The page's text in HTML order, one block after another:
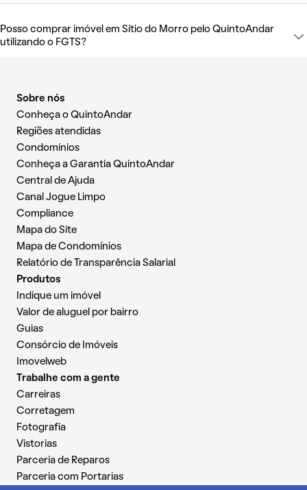
Posso comprar imóvel em Sítio do Morro pelo QuintoAndar
utilizando o FGTS?
Sobre nós
Conheça o QuintoAndar
Regiões atendidas
Condomínios
Conheça a Garantia QuintoAndar
Central de Ajuda
Canal Jogue Limpo
Compliance
Mapa do Site
Mapa de Condomínios
Relatório de Transparência Salarial
Produtos
Indique um imóvel
Valor de aluguel por bairro
Guias
Consórcio de Imóveis
Imovelweb
Trabalhe com a gente
Carreiras
Corretagem
Fotografia
Vistorias
Parceria de Reparos
Parceria com Portarias